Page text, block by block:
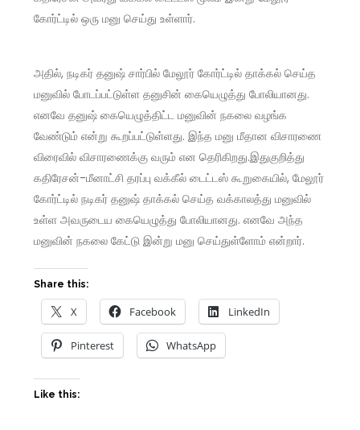
கோர்ட்டில் ஒரு மனு செய்து உள்ளார்.
அதில், நடிகர் தனுஷ் சார்பில் மேலூர் கோர்ட்டில் தாக்கல் செய்த
மனுவில் போடப்பட்டுள்ள தனுசின் கையெழுத்து போலியானது.
எனவே தனுஷ் கையெழுத்திட்ட மனுவின் நகலை வழங்க
வேண்டும் என்று கூறப்பட்டுள்ளது. இந்த மனு மீதான விசாரணை
விரைவில் விசாரணைக்கு வரும் என தெரிகிறது.இதுகுறித்து
கதிரேசன்-மீனாட்சி தரப்பு வக்கீல் டைட்டஸ் கூறுகையில், மேலூர்
கோர்ட்டில் நடிகர் தனுஷ் தாக்கல் செய்த வக்காலத்து மனுவில்
உள்ள அவருடைய கையெழுத்து போலியானது. எனவே அந்த
மனுவின் நகலை கேட்டு இன்று மனு செய்துள்ளோம் என்றார்.
Share this:
X Facebook LinkedIn
Pinterest WhatsApp
Like this: